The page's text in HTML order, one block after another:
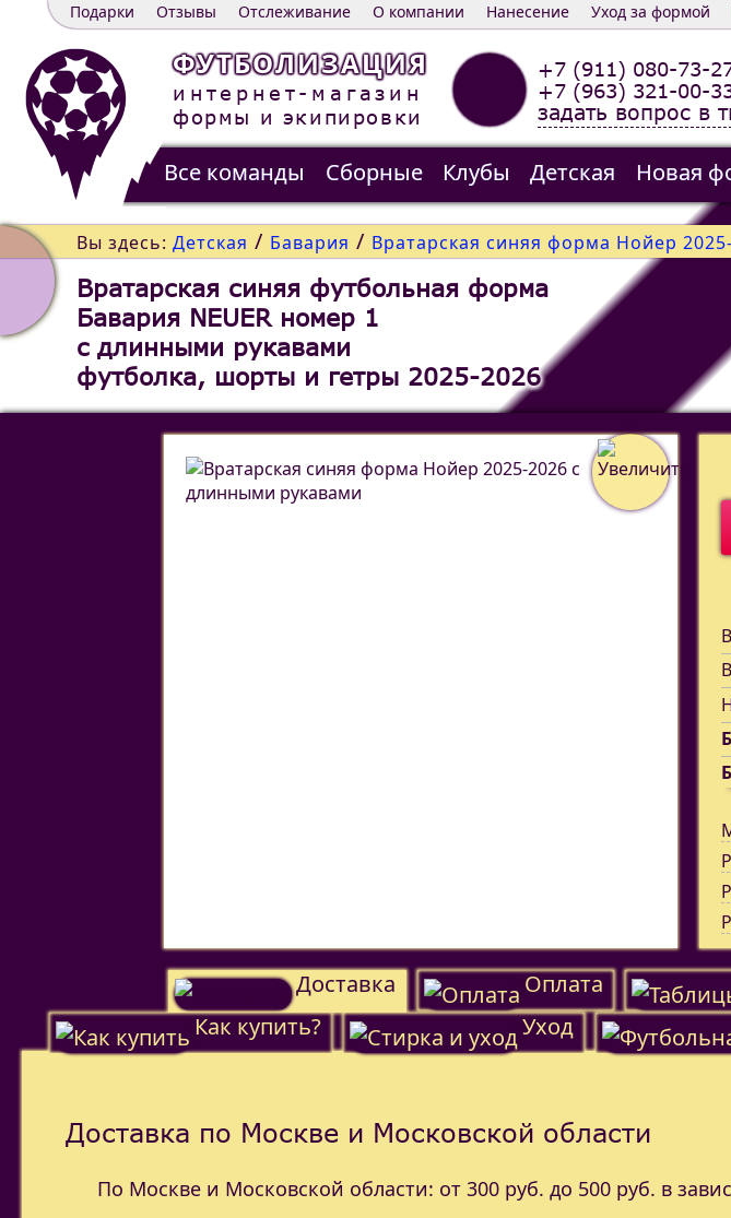
Уход за формой
Нанесение
О компании
Отслеживание
Отзывы
Подарки
ФУТБОЛИЗАЦИЯ
интернет-магазин
формы и экипировки
+7 (911) 080-73-
+7 (963) 321-00-
задать вопрос в
Все команды Сборные Клубы Детская Новая
Распродажа
Контакты
Вы здесь: Детская / Бавария / Вратарская синяя форма Нойер
Вратарская синяя футбольная форма
Бавария NEUER номер 1
c длинными рукавами
футболка, шорты и гетры 2025-2026
Доставка Оплата
Как купить?
Уход
Доставка по Москве и Московской области
По Москве и Московской области: от 300 руб. до 500 руб. в